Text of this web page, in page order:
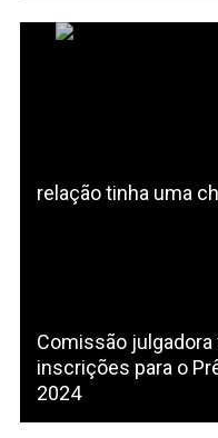
relação tinha uma
Comissão julgadora
inscrições para o
2024